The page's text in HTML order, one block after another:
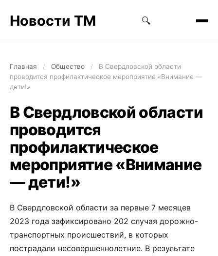
Новости ТМ 🔍
Главная / Общество /
В Свердловской области
проводится профилактическое мероприятие «Внимание —
дети!»
В Свердловской области
проводится
профилактическое
мероприятие «Внимание
— дети!»
В Свердловской области за первые 7 месяцев
2023 года зафиксировано 202 случая дорожно-
транспортных происшествий, в которых
пострадали несовершеннолетние. В результате